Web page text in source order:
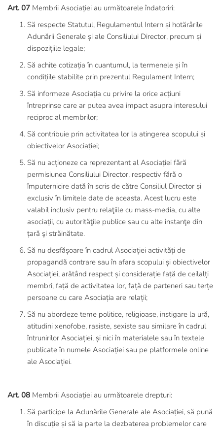
Art. 07 Membrii Asociației au următoarele îndatoriri:
Să respecte Statutul, Regulamentul Intern și hotărârile
Adunării Generale și ale Consiliului Director, precum și
dispozițiile legale;
Să achite cotizația în cuantumul, la termenele și în
condițiile stabilite prin prezentul Regulament Intern;
Să informeze Asociația cu privire la orice acțiuni
întreprinse care ar putea avea impact asupra interesului
reciproc al membrilor;
Să contribuie prin activitatea lor la atingerea scopului și
obiectivelor Asociației;
Să nu acționeze ca reprezentant al Asociației fără
permisiunea Consiliului Director, respectiv fără o
împuternicire dată în scris de către Consiliul Director și
exclusiv în limitele date de aceasta. Acest lucru este
valabil inclusiv pentru relaţiile cu mass-media, cu alte
asociații, cu autorităţile publice sau cu alte instanţe din
țară şi străinătate.
Să nu desfășoare în cadrul Asociației activități de
propagandă contrare sau în afara scopului și obiectivelor
Asociației, arătând respect și considerație față de ceilalți
membri, față de activitatea lor, față de parteneri sau terțe
persoane cu care Asociația are relații;
Să nu abordeze teme politice, religioase, instigare la ură,
atitudini xenofobe, rasiste, sexiste sau similare în cadrul
întrunirilor Asociației, și nici în materialele sau în textele
publicate în numele Asociației sau pe platformele online
ale Asociației.
Art. 08 Membrii Asociației au următoarele drepturi:
Să participe la Adunările Generale ale Asociației, să pună
în discuție și să ia parte la dezbaterea problemelor care